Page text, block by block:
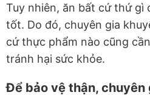
Tuy nhiên, ăn bất cứ thứ gì
tốt. Do đó, chuyên gia
cứ thực phẩm nào cũng
tránh hại sức khỏe.
Để bảo vệ thận, chuyên